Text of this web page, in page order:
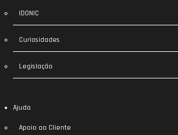
IDONIC
Curiosidades
Legislação
Ajuda
Apoio ao Cliente